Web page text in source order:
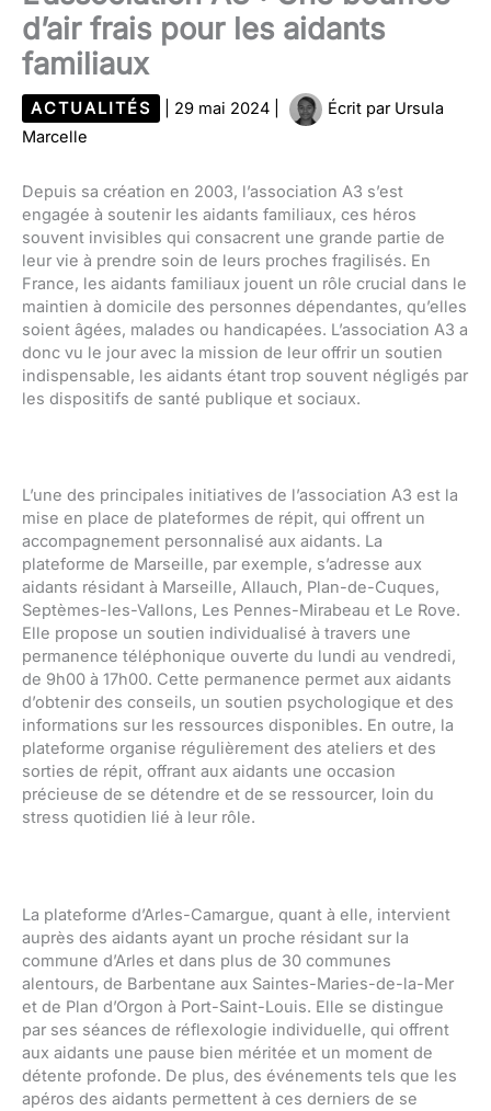
d’air frais pour les aidants
familiaux
ACTUALITÉS 29 mai 2024 Écrit par Ursula
Marcelle
Depuis sa création en 2003, l’association A3 s’est
engagée à soutenir les aidants familiaux, ces héros
souvent invisibles qui consacrent une grande partie de
leur vie à prendre soin de leurs proches fragilisés. En
France, les aidants familiaux jouent un rôle crucial dans le
maintien à domicile des personnes dépendantes, qu’elles
soient âgées, malades ou handicapées. L’association A3 a
donc vu le jour avec la mission de leur offrir un soutien
indispensable, les aidants étant trop souvent négligés par
les dispositifs de santé publique et sociaux.
L’une des principales initiatives de l’association A3 est la
mise en place de plateformes de répit, qui offrent un
accompagnement personnalisé aux aidants. La
plateforme de Marseille, par exemple, s’adresse aux
aidants résidant à Marseille, Allauch, Plan-de-Cuques,
Septèmes-les-Vallons, Les Pennes-Mirabeau et Le Rove.
Elle propose un soutien individualisé à travers une
permanence téléphonique ouverte du lundi au vendredi,
de 9h00 à 17h00. Cette permanence permet aux aidants
d’obtenir des conseils, un soutien psychologique et des
informations sur les ressources disponibles. En outre, la
plateforme organise régulièrement des ateliers et des
sorties de répit, offrant aux aidants une occasion
précieuse de se détendre et de se ressourcer, loin du
stress quotidien lié à leur rôle.
La plateforme d’Arles-Camargue, quant à elle, intervient
auprès des aidants ayant un proche résidant sur la
commune d’Arles et dans plus de 30 communes
alentours, de Barbentane aux Saintes-Maries-de-la-Mer
et de Plan d’Orgon à Port-Saint-Louis. Elle se distingue
par ses séances de réflexologie individuelle, qui offrent
aux aidants une pause bien méritée et un moment de
détente profonde. De plus, des événements tels que les
apéros des aidants permettent à ces derniers de se